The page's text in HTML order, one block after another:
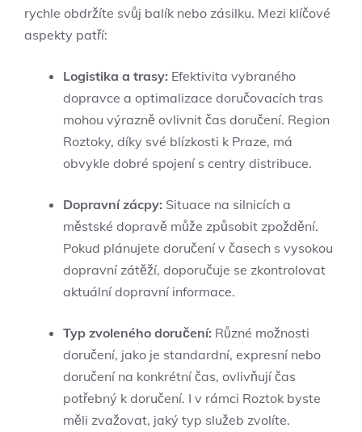
rychle⁤ obdržíte svůj balík nebo zásilku. ⁤Mezi klíčové
aspekty patří:
Logistika⁢ a​ trasy: ⁣Efektivita vybraného
‌dopravce‍ a optimalizace doručovacích tras
mohou výrazně⁤ ovlivnit čas doručení. ⁤Region
Roztoky, díky své blízkosti⁣ k Praze, má
obvykle dobré spojení s centry distribuce.
Dopravní zácpy: Situace na silnicích a
⁤městské⁤ dopravě může způsobit⁤ zpoždění.
Pokud plánujete doručení v časech ⁣s vysokou
‌dopravní⁣ zátěží, doporučuje se zkontrolovat⁣
aktuální dopravní informace.
Typ​ zvoleného ⁢doručení: Různé možnosti
doručení, jako​ je standardní, expresní nebo
⁢doručení ‌na konkrétní čas, ovlivňují čas
potřebný k ‌doručení. ‌I ​v rámci​ Roztok byste
⁢měli zvažovat, jaký typ‌ služeb zvolíte.